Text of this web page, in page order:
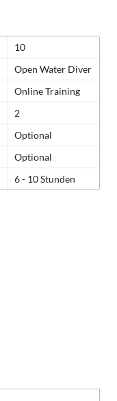
10
Open Water Diver
Online Training
2
Optional
Optional
6 - 10 Stunden